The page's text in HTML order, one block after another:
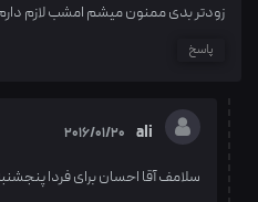
زودتر بدی ممنون میشم امشب لازم
پاسخ
ali
2016/01/20
سلامف آقا احسان برای فردا